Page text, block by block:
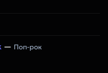
— Поп-рок